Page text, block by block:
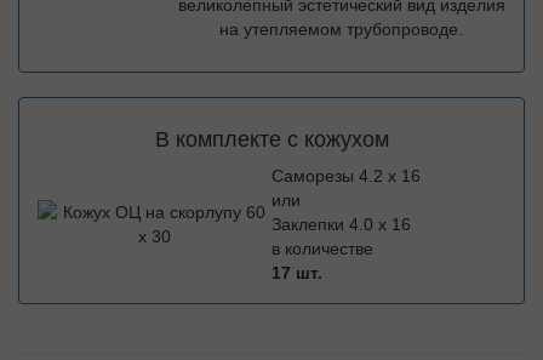
великолепный эстетический вид изделия
на утепляемом трубопроводе.
В комплекте с кожухом
Саморезы 4.2 х 16
или
Заклепки 4.0 х 16
в количестве
17 шт.